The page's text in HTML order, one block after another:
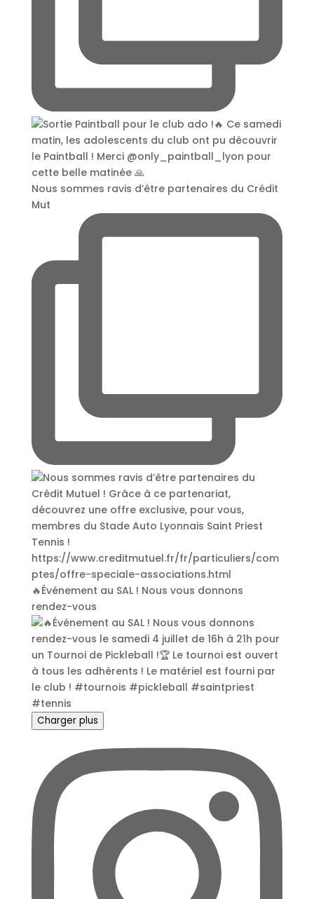
Nous sommes ravis d’être partenaires du Crédit
Mut
🔥Événement au SAL ! Nous vous donnons
rendez-vous
Charger plus